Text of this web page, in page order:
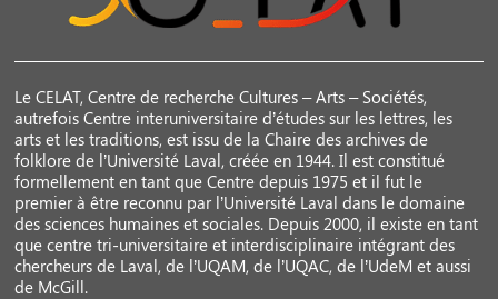
Le CELAT, Centre de recherche Cultures – Arts – Sociétés,
autrefois Centre interuniversitaire d’études sur les lettres, les
arts et les traditions, est issu de la Chaire des archives de
folklore de l’Université Laval, créée en 1944. Il est constitué
formellement en tant que Centre depuis 1975 et il fut le
premier à être reconnu par l’Université Laval dans le domaine
des sciences humaines et sociales. Depuis 2000, il existe en tant
que centre tri-universitaire et interdisciplinaire intégrant des
chercheurs de Laval, de l’UQAM, de l’UQAC, de l’UdeM et aussi
de McGill.